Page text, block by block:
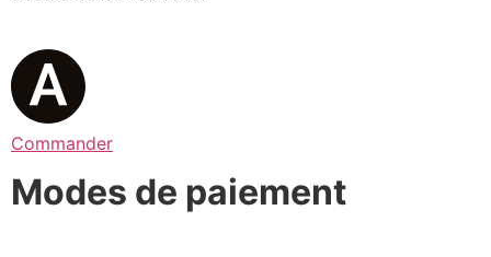
Commander
Modes de paiement